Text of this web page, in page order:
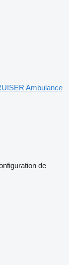
Ambulance
de